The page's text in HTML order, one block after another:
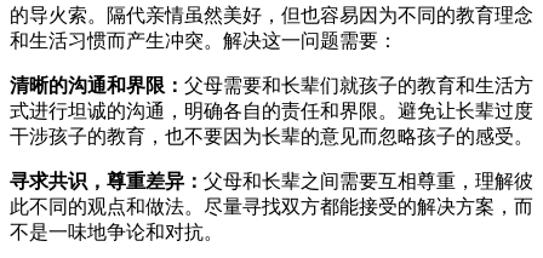
的导火索。隔代亲情虽然美好，但也容易因为不同的教育理念
和生活习惯而产生冲突。解决这一问题需要：
清晰的沟通和界限： 父母需要和长辈们就孩子的教育和生活方
式进行坦诚的沟通，明确各自的责任和界限。避免让长辈过度
干涉孩子的教育，也不要因为长辈的意见而忽略孩子的感受。
寻求共识，尊重差异： 父母和长辈之间需要互相尊重，理解彼
此不同的观点和做法。尽量寻找双方都能接受的解决方案，而
不是一味地争论和对抗。